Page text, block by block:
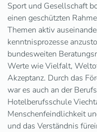
Sport und Gesellschaft
einen geschützten
Themen aktiv
kenntnisprozesse
bundesweiten
Werte wie Vielfalt,
Akzeptanz. Durch das
war es auch an der
Hotelberufsschule
Menschenfeindlichkeit
und das Verständnis